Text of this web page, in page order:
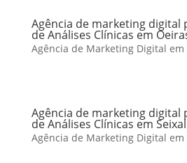
Agência de marketing digital
de Análises Clínicas em
Agência de Marketing Digital em
Agência de marketing digital
de Análises Clínicas em Seixal
Agência de Marketing Digital em